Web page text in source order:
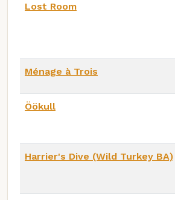
Lost Room
Ménage à Trois
Öökull
Harrier's Dive (Wild Turkey BA)